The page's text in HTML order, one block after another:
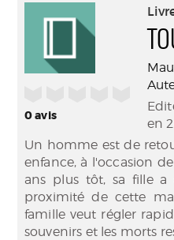
0avis
en
Un homme est de
enfance, à l'occasion
ans plus tôt, sa fille
proximité de cette
famille veut régler
souvenirs et les morts